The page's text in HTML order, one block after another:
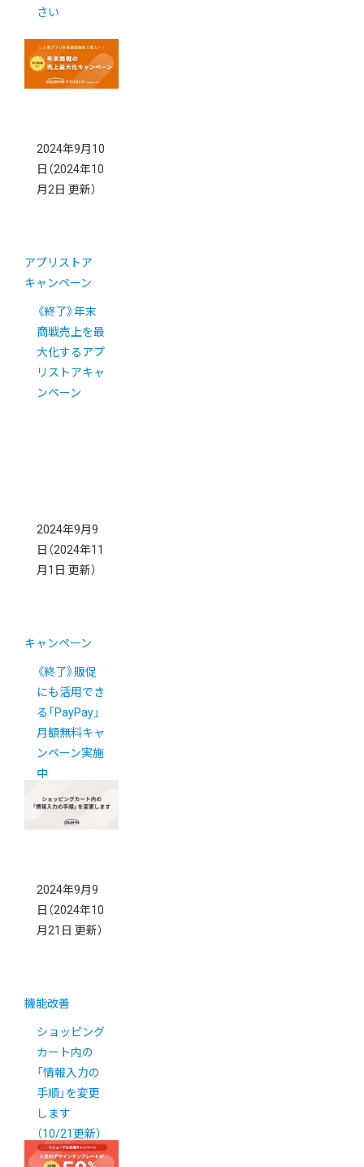
さい
2024年9月10
日 （2024年10
月2日 更新）
アプリストア
キャンペーン
《終了》年末
商戦売上を最
大化するアプ
リストアキャ
ンペーン
2024年9月9
日 （2024年11
月1日 更新）
キャンペーン
《終了》販促
にも活用でき
る「PayPay」
月額無料キャ
ンペーン実施
中
2024年9月9
日 （2024年10
月21日 更新）
機能改善
ショッピング
カート内の
「情報入力の
手順」を変更
します
（10/21更新）